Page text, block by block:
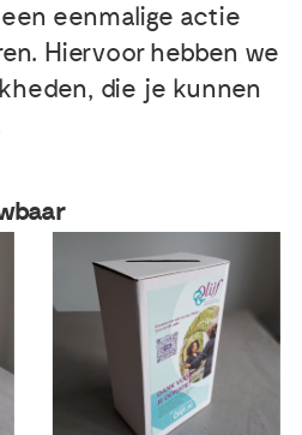
eenmalige actie
Hiervoor hebben we
die je kunnen